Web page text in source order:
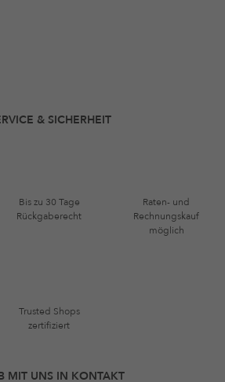
& SICHERHEIT
Bis zu 30 Tage
Rückgaberecht
Raten- und
Rechnungskauf
möglich
Trusted Shops
zertifiziert
MIT UNS IN KONTAKT